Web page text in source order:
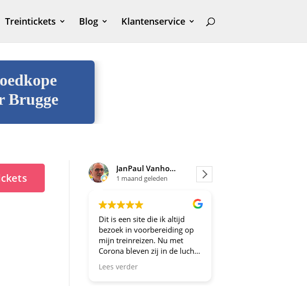
Treintickets Blog Klantenservice
Brugge
JanPaul Vanhoven
1 maand geleden
Dit is een site die ik altijd
bezoek in voorbereiding op
mijn treinreizen. Nu met
Corona bleven zij in de lucht.
Bravo en ga zo door! En nu
zijn we een aantal jaren
Lees verder